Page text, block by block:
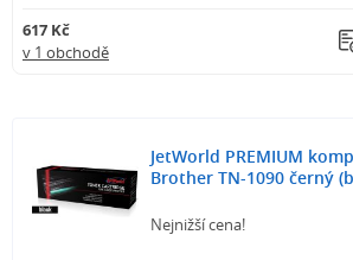
617 Kč
v 1 obchodě
JetWorld PREMIUM
Brother TN-1090 černý
Nejnižší cena!